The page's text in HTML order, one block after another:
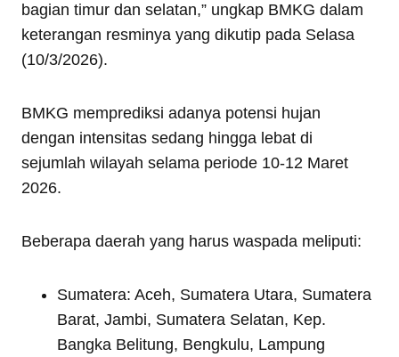
bagian timur dan selatan,” ungkap BMKG dalam
keterangan resminya yang dikutip pada Selasa
(10/3/2026).
BMKG memprediksi adanya potensi hujan
dengan intensitas sedang hingga lebat di
sejumlah wilayah selama periode 10-12 Maret
2026.
Beberapa daerah yang harus waspada meliputi:
Sumatera: Aceh, Sumatera Utara, Sumatera
Barat, Jambi, Sumatera Selatan, Kep.
Bangka Belitung, Bengkulu, Lampung